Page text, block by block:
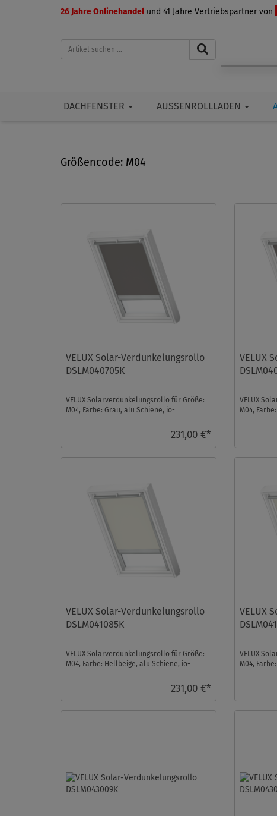
26 Jahre Onlinehandel und 41 Jahre Vertriebspartner von
DACHFENSTER AUSSENROLLLADEN
Größencode: M04
VELUX Solar-Verdunkelungsrollo
DSLM040705K
VELUX Solarverdunkelungsrollo für Größe:
M04, Farbe: Grau, alu Schiene, io-
231,00 €*
VELUX
VELUX
M04,
VELUX Solar-Verdunkelungsrollo
DSLM041085K
VELUX Solarverdunkelungsrollo für Größe:
M04, Farbe: Hellbeige, alu Schiene, io-
231,00 €*
VELUX
VELUX
M04,